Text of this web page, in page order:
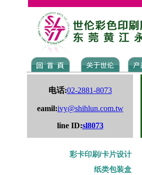
电话:02-2881-8073
eamil:ivy@shihlun.com.tw
line ID:sl8073
彩卡印刷/卡片设计
纸类包装盒